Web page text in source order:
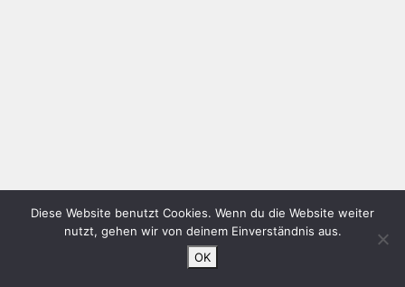
Diese Website benutzt Cookies. Wenn du die Website weiter
nutzt, gehen wir von deinem Einverständnis aus.
OK